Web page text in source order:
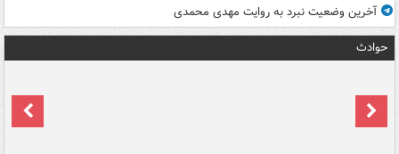
آخرین وضعیت نبرد به روایت مهدی محمدی
حوادث